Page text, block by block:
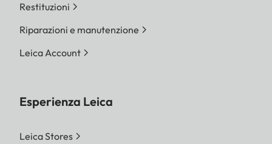
Restituzioni
Riparazioni e manutenzione
Leica Account
Esperienza Leica
Leica Stores